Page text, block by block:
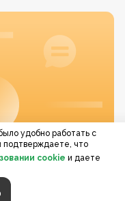
удобно работать с
что
cookie и даете